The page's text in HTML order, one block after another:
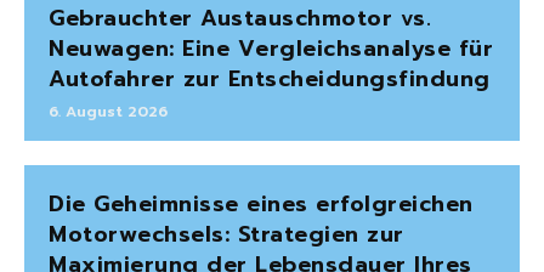
Gebrauchter Austauschmotor vs.
Neuwagen: Eine Vergleichsanalyse für
Autofahrer zur Entscheidungsfindung
6. August 2026
Die Geheimnisse eines erfolgreichen
Motorwechsels: Strategien zur
Maximierung der Lebensdauer Ihres